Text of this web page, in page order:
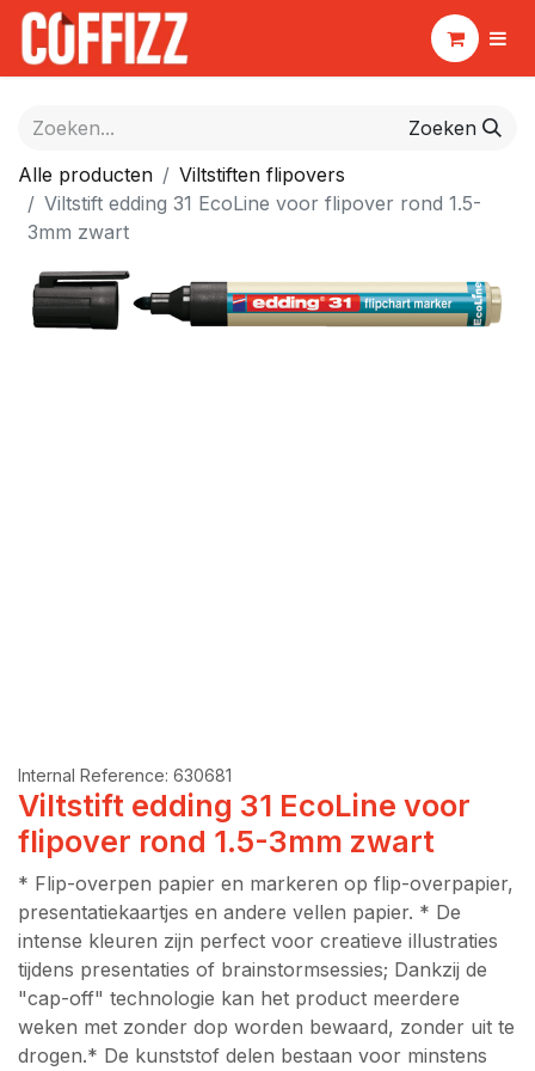
Zoeken
Alle producten
Viltstiften flipovers
Viltstift edding 31 EcoLine voor flipover rond 1.5-
3mm zwart
Internal Reference: 630681
Viltstift edding 31 EcoLine voor
flipover rond 1.5-3mm zwart
* Flip-overpen papier en markeren op flip-overpapier,
presentatiekaartjes en andere vellen papier. * De
intense kleuren zijn perfect voor creatieve illustraties
tijdens presentaties of brainstormsessies; Dankzij de
"cap-off" technologie kan het product meerdere
weken met zonder dop worden bewaard, zonder uit te
drogen.* De kunststof delen bestaan voor minstens